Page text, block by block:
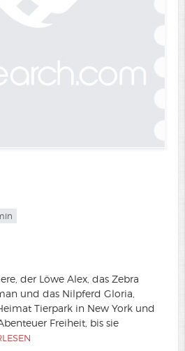
der Löwe Alex, das Zebra
und das Nilpferd Gloria,
Tierpark in New York und
Freiheit, bis sie